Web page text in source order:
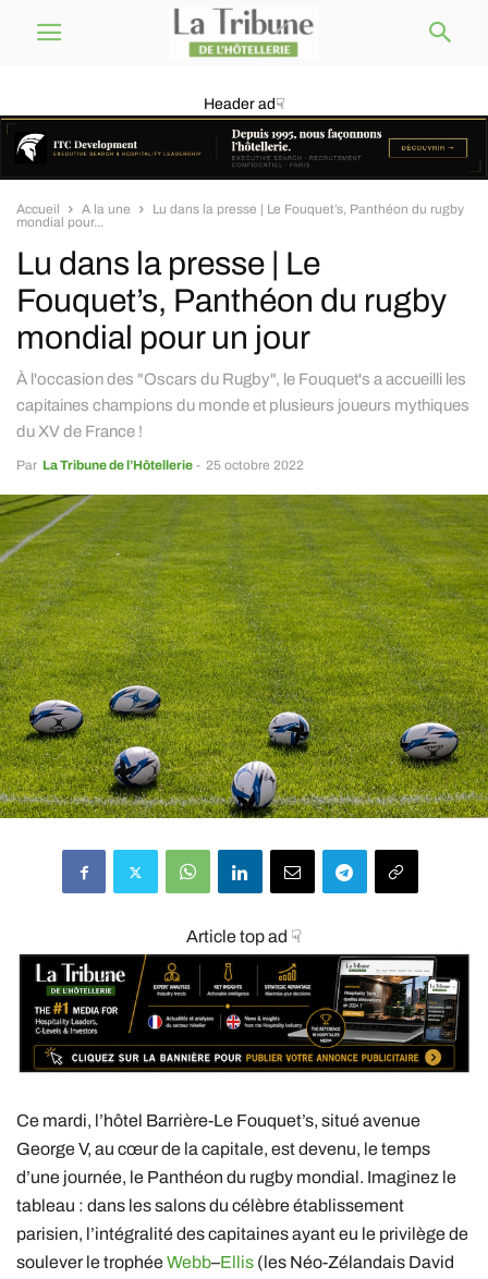
Header ad☟
Accueil A la une
Lu dans la presse | Le Fouquet’s, Panthéon du rugby
mondial pour...
Lu dans la presse | Le
Fouquet’s, Panthéon du rugby
mondial pour un jour
À l'occasion des "Oscars du Rugby", le Fouquet's a accueilli les
capitaines champions du monde et plusieurs joueurs mythiques
du XV de France !
Par La Tribune de l’Hôtellerie - 25 octobre 2022
Article top ad ☟
Ce mardi, l’hôtel Barrière-Le Fouquet’s, situé avenue
George V, au cœur de la capitale, est devenu, le temps
d’une journée, le Panthéon du rugby mondial. Imaginez le
tableau : dans les salons du célèbre établissement
parisien, l’intégralité des capitaines ayant eu le privilège de
soulever le trophéeWebb–Ellis (les Néo-Zélandais David